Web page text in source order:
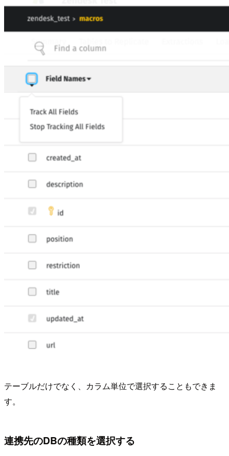
テーブルだけでなく、カラム単位で選択することもできま
す。
連携先のDBの種類を選択する